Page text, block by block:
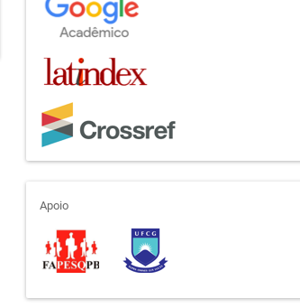
apoio
Apoio